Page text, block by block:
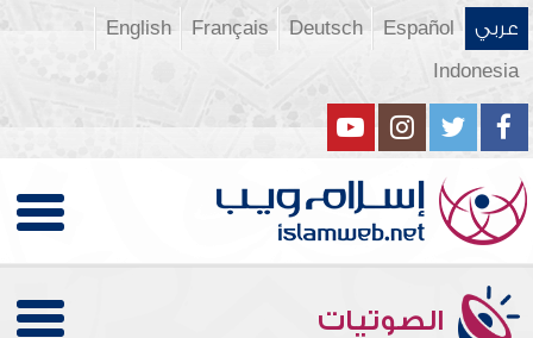
عربي Español
Deutsch
Français
English
Indonesia
الصوتيات